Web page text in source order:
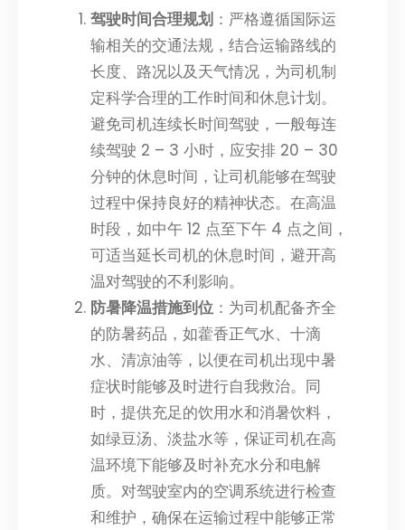
驾驶时间合理规划 ：严格遵循国际运
输相关的交通法规，结合运输路线的
长度、路况以及天气情况，为司机制
定科学合理的工作时间和休息计划。
避免司机连续长时间驾驶，一般每连
续驾驶 2 – 3 小时，应安排 20 – 30
分钟的休息时间，让司机能够在驾驶
过程中保持良好的精神状态。在高温
时段，如中午 12 点至下午 4 点之间，
可适当延长司机的休息时间，避开高
温对驾驶的不利影响。
防暑降温措施到位 ：为司机配备齐全
的防暑药品，如藿香正气水、十滴
水、清凉油等，以便在司机出现中暑
症状时能够及时进行自我救治。同
时，提供充足的饮用水和消暑饮料，
如绿豆汤、淡盐水等，保证司机在高
温环境下能够及时补充水分和电解
质。对驾驶室内的空调系统进行检查
和维护，确保在运输过程中能够正常